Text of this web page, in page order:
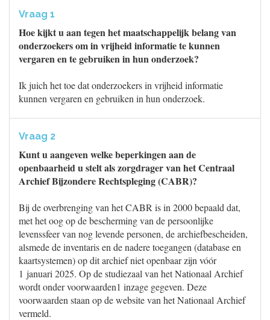
Vraag 1
Hoe kijkt u aan tegen het maatschappelijk belang van
onderzoekers om in vrijheid informatie te kunnen
vergaren en te gebruiken in hun onderzoek?
Ik juich het toe dat onderzoekers in vrijheid informatie
kunnen vergaren en gebruiken in hun onderzoek.
Vraag 2
Kunt u aangeven welke beperkingen aan de
openbaarheid u stelt als zorgdrager van het Centraal
Archief Bijzondere Rechtspleging (CABR)?
Bij de overbrenging van het CABR is in 2000 bepaald dat,
met het oog op de bescherming van de persoonlijke
levenssfeer van nog levende personen, de archiefbescheiden,
alsmede de inventaris en de nadere toegangen (database en
kaartsystemen) op dit archief niet openbaar zijn vóór
1 januari 2025. Op de studiezaal van het Nationaal Archief
wordt onder voorwaarden1 inzage gegeven. Deze
voorwaarden staan op de website van het Nationaal Archief
vermeld.